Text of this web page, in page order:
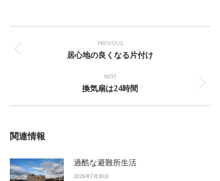
navigation
PREVIOUS
Previous
居心地の良くなる片付け
NEXT
Next
換気扇は24時間
関連情報
過酷な避難所生活
2026年7月30日